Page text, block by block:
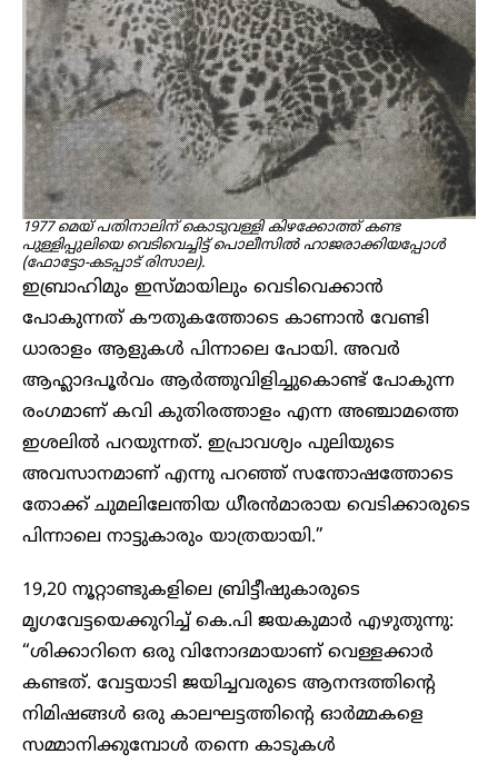
1977 മെയ് പതിനാലിന് കൊടുവള്ളി കിഴക്കോത്ത് കണ്ട
പുള്ളിപ്പുലിയെ വെടിവെച്ചിട്ട് പൊലീസില്‍ ഹാജരാക്കിയപ്പോള്‍
(ഫോട്ടോ-കടപ്പാട് രിസാല).
ഇബ്രാഹിമും ഇസ്മായിലും വെടിവെക്കാന്‍
പോകുന്നത് കൗതുകത്തോടെ കാണാന്‍ വേണ്ടി
ധാരാളം ആളുകള്‍ പിന്നാലെ പോയി. അവര്‍
ആഹ്ലാദപൂര്‍വം ആര്‍ത്തുവിളിച്ചുകൊണ്ട് പോകുന്ന
രംഗമാണ് കവി കുതിരത്താളം എന്ന അഞ്ചാമത്തെ
ഇശലില്‍ പറയുന്നത്. ഇപ്രാവശ്യം പുലിയുടെ
അവസാനമാണ് എന്നു പറഞ്ഞ് സന്തോഷത്തോടെ
തോക്ക് ചുമലിലേന്തിയ ധീരന്‍മാരായ വെടിക്കാരുടെ
പിന്നാലെ നാട്ടുകാരും യാത്രയായി.”
19,20 നൂറ്റാണ്ടുകളിലെ ബ്രിട്ടീഷുകാരുടെ
മൃഗവേട്ടയെക്കുറിച്ച് കെ.പി ജയകുമാര്‍ എഴുതുന്നു:
“ശിക്കാറിനെ ഒരു വിനോദമായാണ് വെള്ളക്കാര്‍
കണ്ടത്. വേട്ടയാടി ജയിച്ചവരുടെ ആനന്ദത്തിന്റെ
നിമിഷങ്ങള്‍ ഒരു കാലഘട്ടത്തിന്റെ ഓര്‍മ്മകളെ
സമ്മാനിക്കുമ്പോള്‍ തന്നെ കാടുകള്‍